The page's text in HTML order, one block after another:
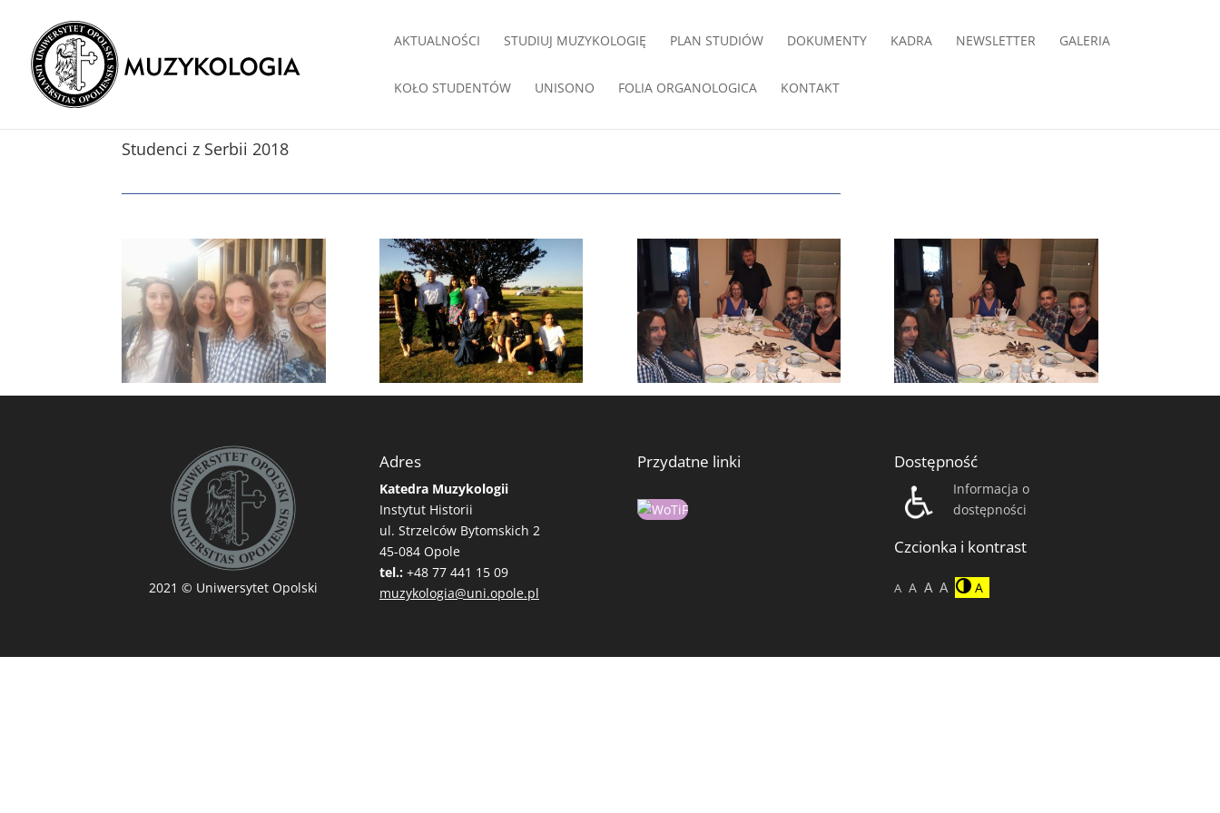
AKTUALNOŚCI STUDIUJ MUZYKOLOGIĘ PLAN STUDIÓW DOKUMENTY KADRA NEWSLETTER GALERIA
KOŁO STUDENTÓW UNISONO FOLIA ORGANOLOGICA KONTAKT
Studenci z Serbii 2018
2021 © Uniwersytet Opolski
Adres
Katedra Muzykologii
Instytut Historii
ul. Strzelców Bytomskich 2
45-084 Opole
tel.:+48 77 441 15 09
muzykologia@uni.opole.pl
Przydatne linki Dostępność
Informacja o
dostępności
Czcionka i kontrast
A A A A A